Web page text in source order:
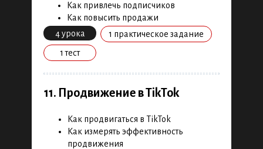
Как продвигаться в TikTok
Как измерять эффективность
продвижения
11. Продвижение в TikTok
Как привлечь подписчиков
Как повысить продажи
4 урока
1 практическое задание
1 тест